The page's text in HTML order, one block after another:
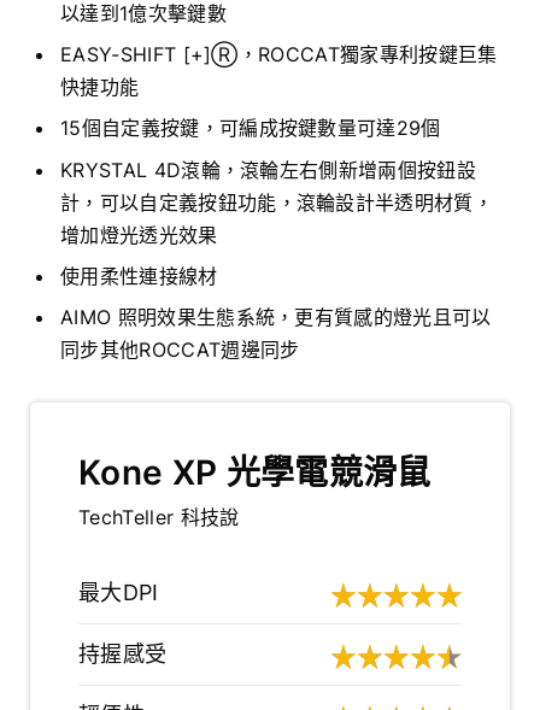
以達到1億次擊鍵數
EASY-SHIFT [+]Ⓡ，ROCCAT獨家專利按鍵巨集
快捷功能
15個自定義按鍵，可編成按鍵數量可達29個
KRYSTAL 4D滾輪，滾輪左右側新增兩個按鈕設
計，可以自定義按鈕功能，滾輪設計半透明材質，
增加燈光透光效果
使用柔性連接線材
AIMO 照明效果生態系統，更有質感的燈光且可以
同步其他ROCCAT週邊同步
Kone XP 光學電競滑鼠
TechTeller 科技說
最大DPI
持握感受